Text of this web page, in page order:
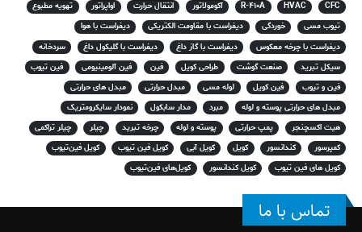
CFC
HVAC
R-410A آکومولاتور انتقال حرارت اواپراتور
تهویه مطبوع
تیوب مسی
خوردگی دیفراست با مقاومت الکتریکی
دیفراست با هوا
دیفراست با چرخه معکوس
دیفراست با گاز داغ دیفراست با گلیکول داغ
سردخانه
سیکل تبرید
صنعت گوشت طراحی کویل فین فین آلومینیومی
فین تیوب
فین و تیوب
فین کویل لوله مسی مبدل حرارتی
مبدل های حرارتی
مبدل های حرارتی پوسته و لوله
مبرد مدار سابکول
نمودار سایکرومتریک
هیت اکسچنجر
پمپ حرارتی پوسته و لوله چرخه تبرید چیلر
چیلر تراکمی
کمپرسور
کندانسور کویل کویل آبی کویل فین تیوب
کویل فین‌تیوب
کویل های فین تیوب
کویل کندانسور کویل‌های فین‌تیوب
تماس با ما